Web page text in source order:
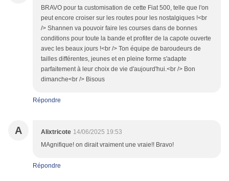
BRAVO pour ta customisation de cette Fiat 500, telle que l'on
peut encore croiser sur les routes pour les nostalgiques !<br
/> Shannen va pouvoir faire les courses dans de bonnes
conditions pour toute la bande et profiter de la capote ouverte
avec les beaux jours !<br /> Ton équipe de baroudeurs de
tailles différentes, jeunes et en pleine forme s'adapte
parfaitement à leur choix de vie d'aujourd'hui.<br /> Bon
dimanche<br /> Bisous
Répondre
A Alixtricote 14/06/2025 19:53
MAgnifique! on dirait vraiment une vraie!! Bravo!
Répondre